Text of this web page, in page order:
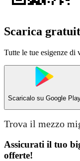
Scarica
Tutte le tue esigenze
Scaricalo su Google
Trova il mezzo
Assicurati il ​​tuo
offerte!